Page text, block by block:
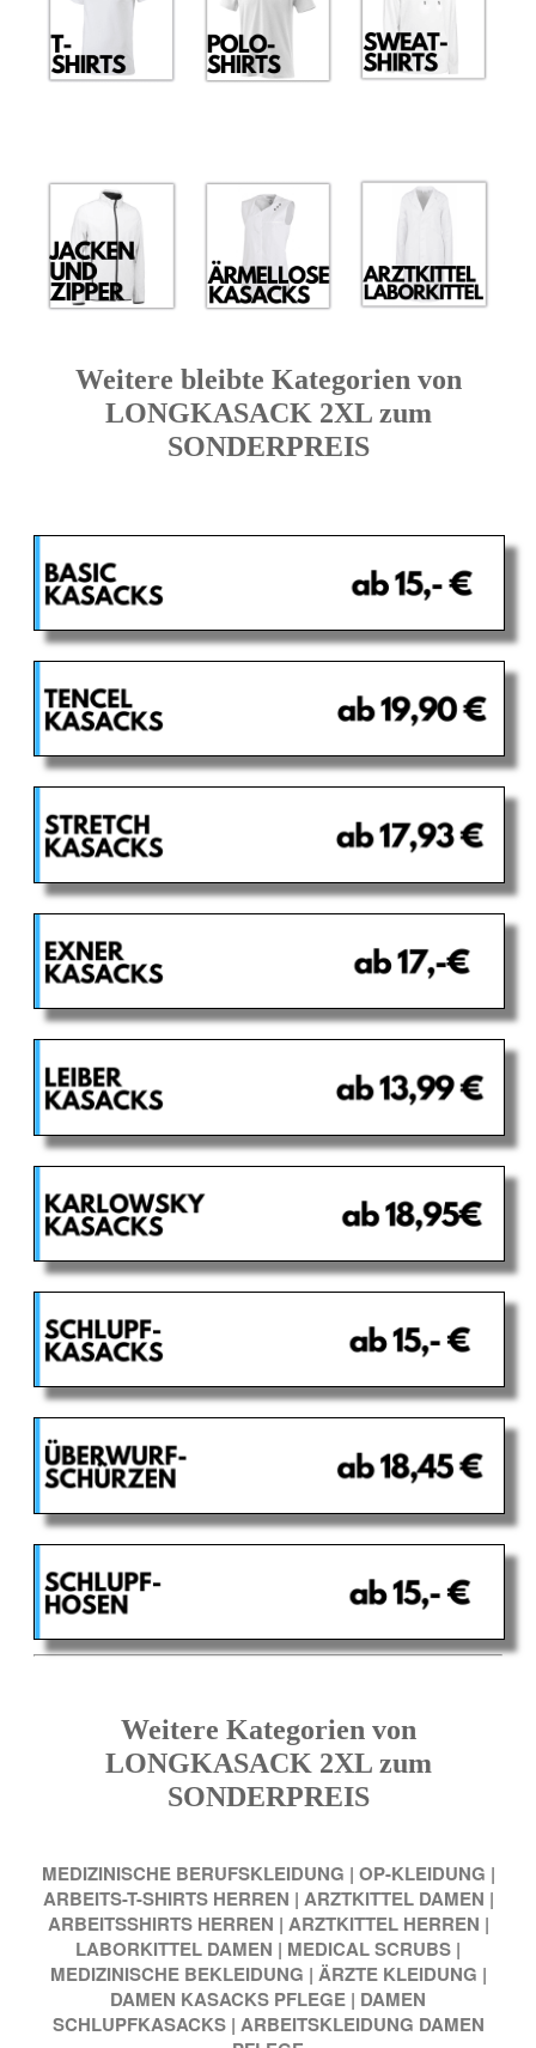
Weitere bleibte Kategorien von
LONGKASACK 2XL zum
SONDERPREIS
Weitere Kategorien von
LONGKASACK 2XL zum
SONDERPREIS
MEDIZINISCHE BERUFSKLEIDUNG | OP-KLEIDUNG |
ARBEITS-T-SHIRTS HERREN | ARZTKITTEL DAMEN |
ARBEITSSHIRTS HERREN | ARZTKITTEL HERREN |
LABORKITTEL DAMEN | MEDICAL SCRUBS |
MEDIZINISCHE BEKLEIDUNG | ÄRZTE KLEIDUNG |
DAMEN KASACKS PFLEGE | DAMEN
SCHLUPFKASACKS | ARBEITSKLEIDUNG DAMEN